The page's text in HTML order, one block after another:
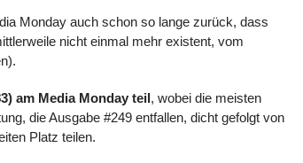
Monday auch schon so lange zurück, dass
nicht einmal mehr existent, vom
am Media Monday teil, wobei die meisten
die Ausgabe #249 entfallen, dicht gefolgt von
Platz teilen.